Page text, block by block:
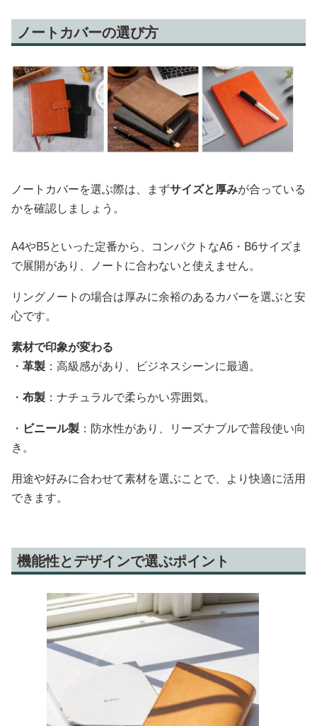
ノートカバーの選び方
ノートカバーを選ぶ際は、まずサイズと厚みが合っている
かを確認しましょう。
A4やB5といった定番から、コンパクトなA6・B6サイズま
で展開があり、ノートに合わないと使えません。
リングノートの場合は厚みに余裕のあるカバーを選ぶと安
心です。
素材で印象が変わる
・ 革製 ：高級感があり、ビジネスシーンに最適。
・ 布製 ：ナチュラルで柔らかい雰囲気。
・ ビニール製 ：防水性があり、リーズナブルで普段使い向
き。
用途や好みに合わせて素材を選ぶことで、より快適に活用
できます。
機能性とデザインで選ぶポイント